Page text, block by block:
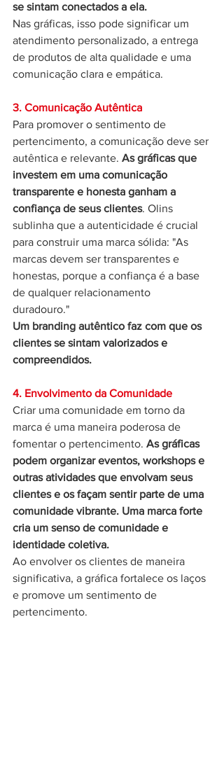
se sintam conectados a ela.
Nas gráficas, isso pode significar um
atendimento personalizado, a entrega
de produtos de alta qualidade e uma
comunicação clara e empática.
3. Comunicação Autêntica
Para promover o sentimento de
pertencimento, a comunicação deve ser
autêntica e relevante. As gráficas que
investem em uma comunicação
transparente e honesta ganham a
confiança de seus clientes. Olins
sublinha que a autenticidade é crucial
para construir uma marca sólida: "As
marcas devem ser transparentes e
honestas, porque a confiança é a base
de qualquer relacionamento
duradouro."
Um branding autêntico faz com que os
clientes se sintam valorizados e
compreendidos.
4. Envolvimento da Comunidade
Criar uma comunidade em torno da
marca é uma maneira poderosa de
fomentar o pertencimento. As gráficas
podem organizar eventos, workshops e
outras atividades que envolvam seus
clientes e os façam sentir parte de uma
comunidade vibrante. Uma marca forte
cria um senso de comunidade e
identidade coletiva.
Ao envolver os clientes de maneira
significativa, a gráfica fortalece os laços
e promove um sentimento de
pertencimento.